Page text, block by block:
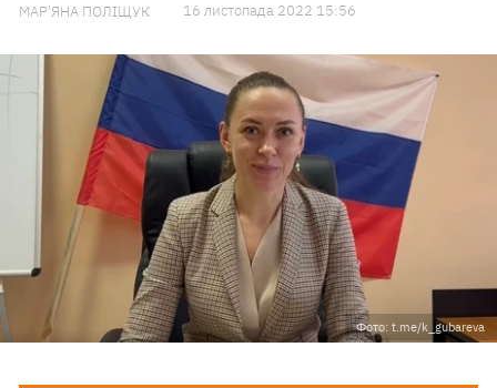
МАР'ЯНА ПОЛІЩУК 16 листопада 2022 15:56
Фото: t.me/k_gubareva